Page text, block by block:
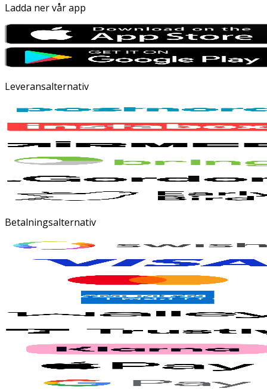
Ladda ner vår app
Leveransalternativ
Betalningsalternativ